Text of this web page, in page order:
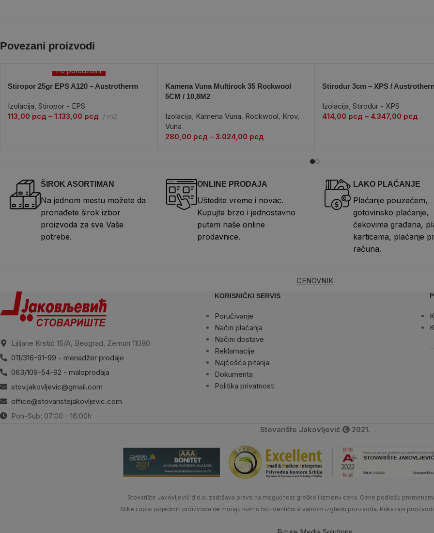
Povezani proizvodi
Po porudžbini
Stiropor 25gr EPS A120 – Austrotherm
Izolacija, Stiropor - EPS
113,00 рсд – 1.133,00 рсд m2
Kamena Vuna Multirock 35 Rockwool
5CM / 10,8M2
Izolacija, Kamena Vuna, Rockwool, Krov,
Vuna
280,00 рсд – 3.024,00 рсд
Stirodur 3cm – XPS /
Izolacija, Stirodur - XPS
414,00 рсд – 4.347,00 рсд
ŠIROK ASORTIMAN
Na jednom mestu možete da
pronađete širok izbor
proizvoda za sve Vaše
potrebe.
ONLINE PRODAJA
Uštedite vreme i novac.
Kupujte brzo i jednostavno
putem naše online
prodavnice.
LAKO PLAĆANJE
Plaćanje pouzećem,
gotovinsko plaćanje,
čekovima građana,
karticama, plaćanje
računa.
CENOVNIK
Ljiljane Krstić 15/A, Beograd, Zemun 11080
011/316-91-99 - menadžer prodaje
063/109-54-92 - maloprodaja
stov.jakovljevic@gmail.com
office@stovaristejakovljevic.com
Pon-Sub: 07:00 - 16:00h
KORISNIČKI SERVIS
Poručivanje
Način plaćanja
Načini dostave
Reklamacije
Najčešća pitanja
Dokumenta
Politika privatnosti
Stovarište Jakovljević 2021.
Stovarište Jakovljević d.o.o. zadržava pravo na mogućnost greške i izmenu cena. Cene podležu
Slike i opisi pojedinih proizvoda ne moraju nužno biti identični stvarnom izgledu proizvoda. Prikazani